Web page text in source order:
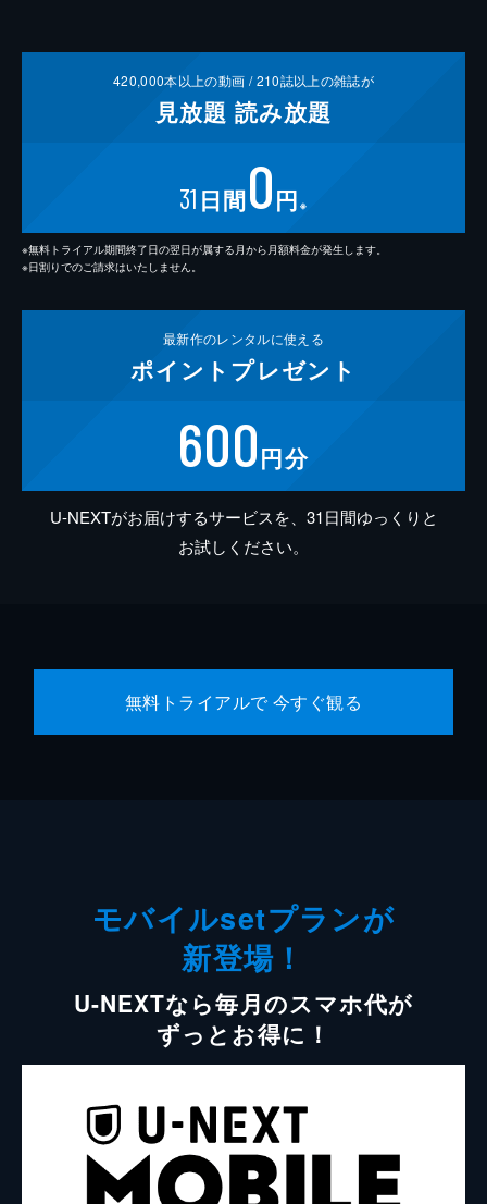
420,000本以上の動画 /210誌以上の雑誌が
見放題 読み放題
31 日間0円 ※
※無料トライアル期間終了日の翌日が属する月から月額料金が発生します。
※日割りでのご請求はいたしません。
最新作のレンタルに使える
ポイント プレゼント
600円分
U-NEXTがお届けするサービスを、31日間ゆっくりと
お試しください。
無料トライアルで 今すぐ観る
モバイルsetプランが
新登場！
U-NEXTなら毎月のスマホ代が
ずっとお得に！